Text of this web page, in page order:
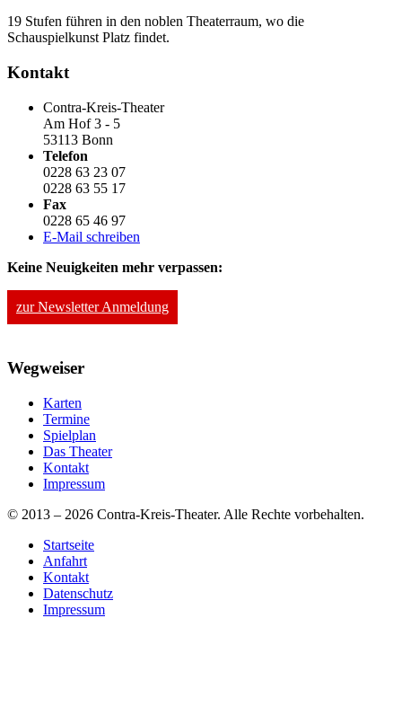
19 Stufen führen in den noblen Theaterraum, wo die
Schauspielkunst Platz findet.
Kontakt
Contra-Kreis-Theater
Am Hof 3 - 5
53113 Bonn
Telefon
0228 63 23 07
0228 63 55 17
Fax
0228 65 46 97
E-Mail schreiben
Keine Neuigkeiten mehr verpassen:
zur Newsletter Anmeldung
Wegweiser
Karten
Termine
Spielplan
Das Theater
Kontakt
Impressum
© 2013 – 2026 Contra-Kreis-Theater. Alle Rechte vorbehalten.
Startseite
Anfahrt
Kontakt
Datenschutz
Impressum